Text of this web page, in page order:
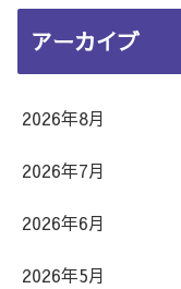
日
日
16
日
17
日
月
23
日
月
24
日
8
月
30
8
月
31
アーカイブ
2026年8月
2026年7月
2026年6月
2026年5月